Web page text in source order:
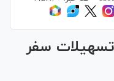
تسهيلات سفر